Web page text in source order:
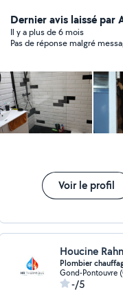
effectue également,de
et divers travaux , multi services !! a votre écoute et
tâche de répondre au
Dernier avis laissé par
Il y a plus de 6 mois
Pas de réponse malgré
Voir le profil
Plombier
Gond-Pontouvre
-/5